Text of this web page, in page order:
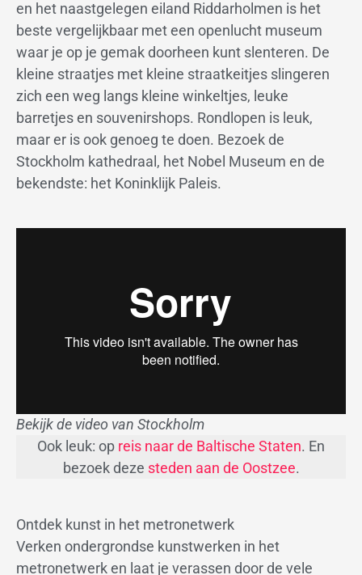
en het naastgelegen eiland Riddarholmen is het
beste vergelijkbaar met een openlucht museum
waar je op je gemak doorheen kunt slenteren. De
kleine straatjes met kleine straatkeitjes slingeren
zich een weg langs kleine winkeltjes, leuke
barretjes en souvenirshops. Rondlopen is leuk,
maar er is ook genoeg te doen. Bezoek de
Stockholm kathedraal, het Nobel Museum en de
bekendste: het Koninklijk Paleis.
Bekijk de video van Stockholm
Ook leuk: op reis naar de Baltische Staten. En
bezoek deze steden aan de Oostzee.
Ontdek kunst in het metronetwerk
Verken ondergrondse kunstwerken in het
metronetwerk en laat je verassen door de vele